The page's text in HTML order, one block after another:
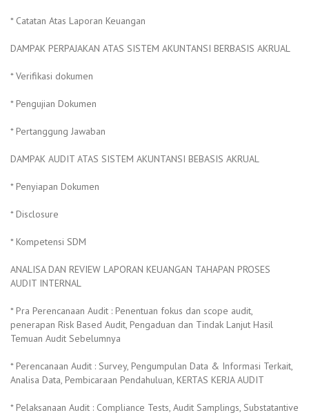
* Catatan Atas Laporan Keuangan
DAMPAK PERPAJAKAN ATAS SISTEM AKUNTANSI BERBASIS AKRUAL
* Verifikasi dokumen
* Pengujian Dokumen
* Pertanggung Jawaban
DAMPAK AUDIT ATAS SISTEM AKUNTANSI BEBASIS AKRUAL
* Penyiapan Dokumen
* Disclosure
* Kompetensi SDM
ANALISA DAN REVIEW LAPORAN KEUANGAN TAHAPAN PROSES
AUDIT INTERNAL
* Pra Perencanaan Audit : Penentuan fokus dan scope audit,
penerapan Risk Based Audit, Pengaduan dan Tindak Lanjut Hasil
Temuan Audit Sebelumnya
* Perencanaan Audit : Survey, Pengumpulan Data & Informasi Terkait,
Analisa Data, Pembicaraan Pendahuluan, KERTAS KERJA AUDIT
* Pelaksanaan Audit : Compliance Tests, Audit Samplings, Substatantive